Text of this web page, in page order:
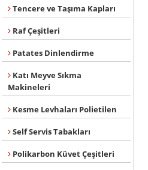
Tencere ve Taşıma Kapları
Raf Çeşitleri
Patates Dinlendirme
Katı Meyve Sıkma
Makineleri
Kesme Levhaları Polietilen
Self Servis Tabakları
Polikarbon Küvet Çeşitleri